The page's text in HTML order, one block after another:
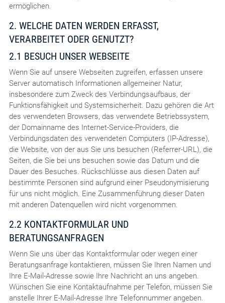
ermöglichen.
2. WELCHE DATEN WERDEN ERFASST,
VERARBEITET ODER GENUTZT?
2.1 BESUCH UNSER WEBSEITE
Wenn Sie auf unsere Webseiten zugreifen, erfassen unsere
Server automatisch Informationen allgemeiner Natur,
insbesondere zum Zweck des Verbindungsaufbaus, der
Funktionsfähigkeit und Systemsicherheit. Dazu gehören die Art
des verwendeten Browsers, das verwendete Betriebssystem,
der Domainname des Internet-Service-Providers, die
Verbindungsdaten des verwendeten Computers (IP-Adresse),
die Website, von der aus Sie uns besuchen (Referrer-URL), die
Seiten, die Sie bei uns besuchen sowie das Datum und die
Dauer des Besuches. Rückschlüsse aus diesen Daten auf
bestimmte Personen sind aufgrund einer Pseudonymisierung
für uns nicht möglich. Eine Zusammenführung dieser Daten
mit anderen Datenquellen wird nicht vorgenommen.
2.2 KONTAKTFORMULAR UND
BERATUNGSANFRAGEN
Wenn Sie uns über das Kontaktformular oder wegen einer
Beratungsanfrage kontaktieren, müssen Sie Ihren Namen und
Ihre E-Mail-Adresse sowie Ihre Nachricht an uns angeben.
Wünschen Sie eine Kontaktaufnahme per Telefon, müssen Sie
anstelle Ihrer E-Mail-Adresse Ihre Telefonnummer angeben.